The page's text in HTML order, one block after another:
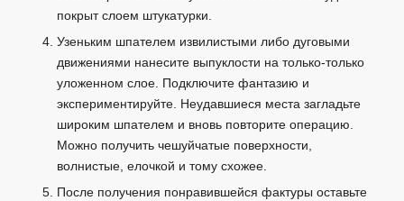
покрыт слоем штукатурки.
Узеньким шпателем извилистыми либо дуговыми
движениями нанесите выпуклости на только-только
уложенном слое. Подключите фантазию и
экспериментируйте. Неудавшиеся места загладьте
широким шпателем и вновь повторите операцию.
Можно получить чешуйчатые поверхности,
волнистые, елочкой и тому схожее.
После получения понравившейся фактуры оставьте